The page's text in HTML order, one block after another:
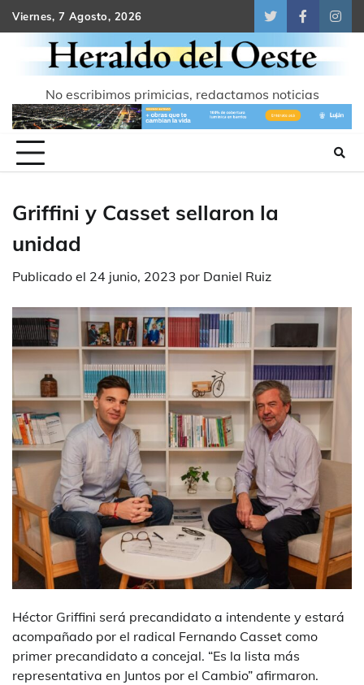
Skip
to
content
Viernes, 7 Agosto, 2026
TwitterFacebook
No escribimos primicias, redactamos noticias
Griffini y Casset sellaron la
unidad
Publicado el 24 junio, 2023 por Daniel Ruiz
Héctor Griffini será precandidato a intendente y estará
acompañado por el radical Fernando Casset como
primer precandidato a concejal. “Es la lista más
representativa en Juntos por el Cambio” afirmaron.